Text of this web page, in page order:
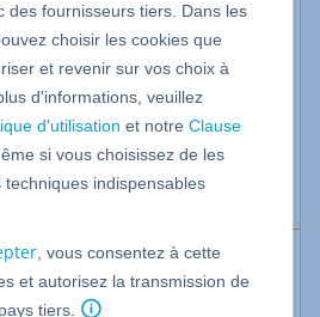
Now.
est une information
qui indique dans quelle mesure
est accessible. La déclaration
être facile à trouver et être
article vous donne un aperçu
la manière d'insérer une
projet MyWebsite Now.
pas de conseils juridiques et ne
des fournisseurs tiers. Dans les
choisir les cookies que
et revenir sur vos choix à
d'informations, veuillez
d'utilisation et notreClause
si vous choisissez de les
techniques indispensables
, vous consentez à cette
et autorisez la transmission de
tiers.